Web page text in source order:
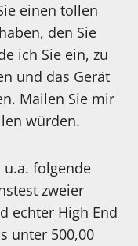
einen tollen
den Sie
ich Sie ein, zu
und das Gerät
Mailen Sie mir
würden.
u.a. folgende
zweier
echter High End
unter 500,00